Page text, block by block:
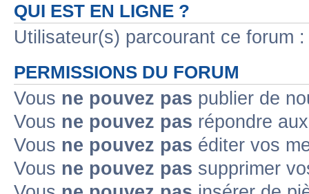
QUI EST EN LIGNE ?
Utilisateur(s) parcourant ce forum
PERMISSIONS DU FORUM
Vous ne pouvez pas publier de
Vous ne pouvez pas répondre
Vous ne pouvez pas éditer vos
Vous ne pouvez pas supprimer